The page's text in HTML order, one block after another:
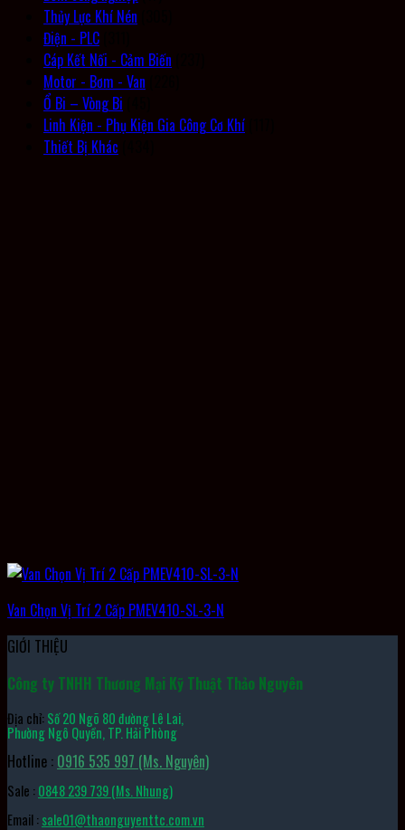
Thủy Lực Khí Nén
Điện - PLC
Cáp Kết Nối - Cảm Biến
Motor - Bơm - Van
Ổ Bi – Vòng Bi
Linh Kiện - Phụ Kiện Gia Công Cơ Khí
Thiết Bị Khác
Van Chọn Vị Trí 2 Cấp PMEV410-SL-3-N
GIỚI THIỆU
Công ty TNHH Thương Mại Kỹ Thuật Thảo Nguyên
Địa chỉ:Số 20 Ngõ 80 đường Lê Lai,
Phường Ngô Quyền, TP. Hải Phòng
Hotline : 0916 535 997 (Ms. Nguyên)
Sale :0848 239 739 (Ms. Nhung)
Email :sale01@thaonguyenttc.com.vn